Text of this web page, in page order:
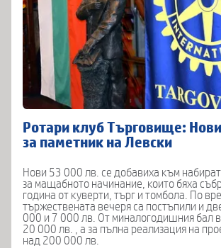
Ротари клуб Търговище:
за паметник на Левски
Нови 53 000 лв. се добавиха към
за мащабното начинание, които бяха
година от куверти, търг и томбола. По
тържествената вечеря са постъпили и
000 и 7 000 лв. От миналогодишния бал
20 000 лв. , а за пълна реализация на
над 200 000 лв.